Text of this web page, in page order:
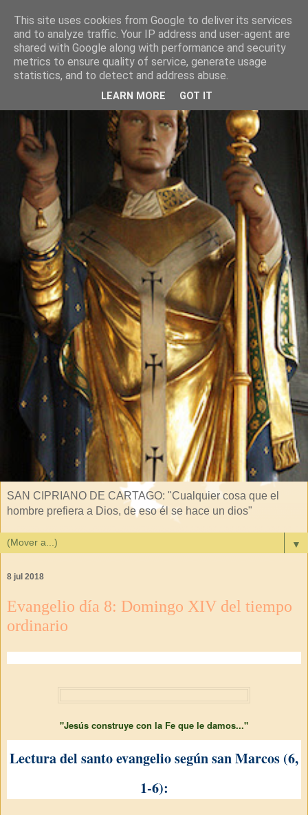
SAN CIPRIANO DE CARTAGO: "Cualquier cosa que el
hombre prefiera a Dios, de eso él se hace un dios"
▼
8 jul 2018
Evangelio día 8: Domingo XIV del tiempo
ordinario
"Jesús construye con la Fe que le damos..."
Lectura del santo evangelio según san Marcos (6,
1-6):
This site uses cookies from Google to deliver its services
and to analyze traffic. Your IP address and user-agent are
shared with Google along with performance and security
metrics to ensure quality of service, generate usage
statistics, and to detect and address abuse.
LEARN MORE GOT IT